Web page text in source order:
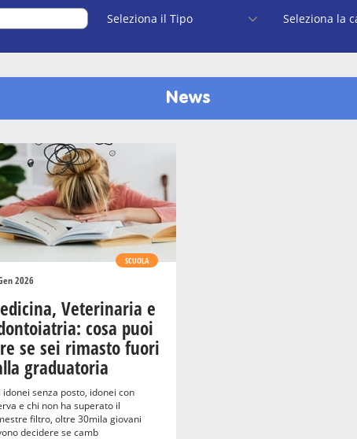
News
SCUOLA
2026
Veterinaria e
cosa puoi
se sei rimasto fuori
graduatoria
idonei senza posto, idonei con
e chi non ha superato il
filtro, oltre 30mila giovani
decidere se camb